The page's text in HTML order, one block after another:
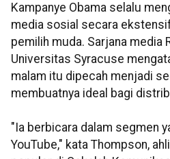
Kampanye Obama selalu
media sosial secara
pemilih muda. Sarjana media
Universitas Syracuse
malam itu dipecah menjadi
membuatnya ideal bagi
"Ia berbicara dalam segmen
YouTube," kata Thompson,